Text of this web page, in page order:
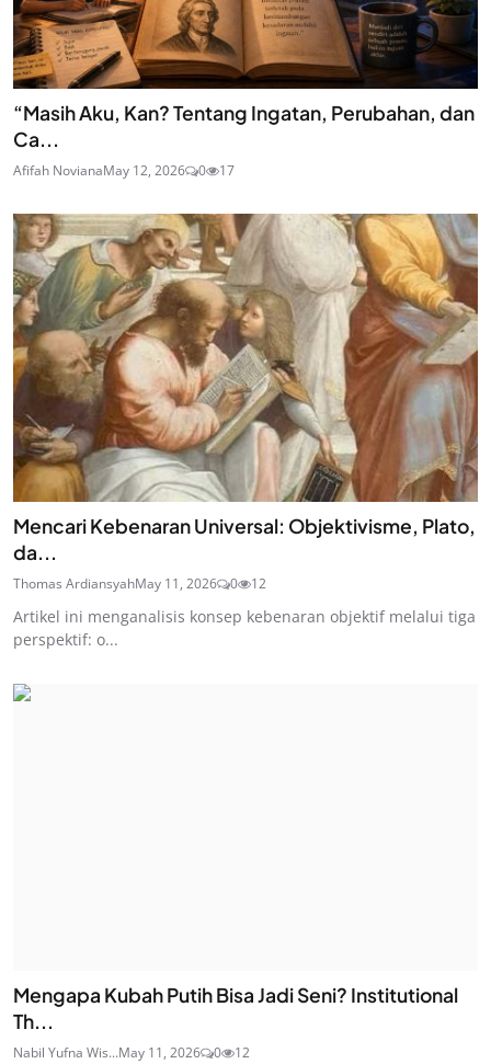
“Masih Aku, Kan? Tentang Ingatan, Perubahan, dan
Ca...
Afifah NovianaMay 12, 2026 0 17
Mencari Kebenaran Universal: Objektivisme, Plato,
da...
Thomas ArdiansyahMay 11, 2026 0 12
Artikel ini menganalisis konsep kebenaran objektif melalui tiga
perspektif: o...
Mengapa Kubah Putih Bisa Jadi Seni? Institutional
Th...
Nabil Yufna Wis...May 11, 2026 0 12